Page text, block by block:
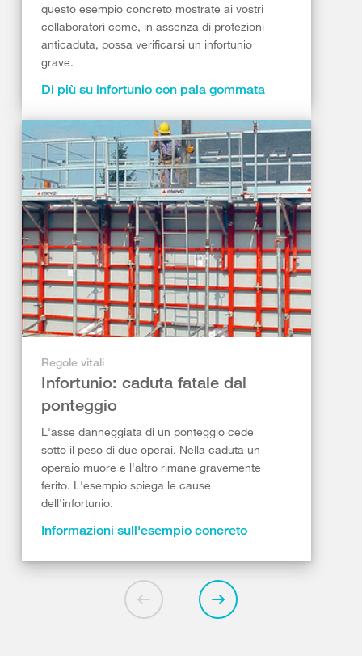
questo esempio concreto mostrate ai vostri
collaboratori come, in assenza di protezioni
anticaduta, possa verificarsi un infortunio
grave.
Di più su infortunio con pala gommata
Regole vitali
Infortunio: caduta fatale dal
ponteggio
L'asse danneggiata di un ponteggio cede
sotto il peso di due operai. Nella caduta un
operaio muore e l'altro rimane gravemente
ferito. L'esempio spiega le cause
dell'infortunio.
Informazioni sull'esempio concreto